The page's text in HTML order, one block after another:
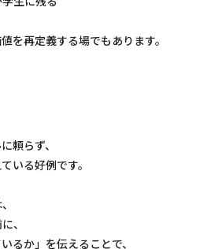
を再定義する場でもあります。
頼らず、
いる好例です。
、
るか」を伝えることで、